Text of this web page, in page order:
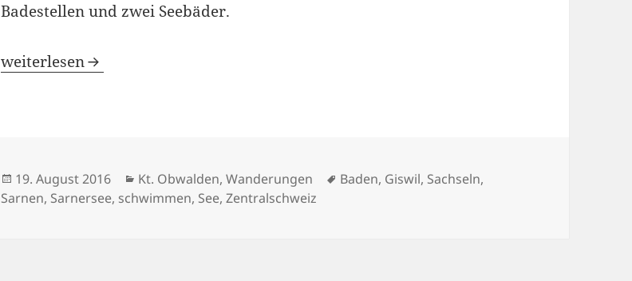
Badestellen und zwei Seebäder.
Lauschiger Seebummel: von Sarnen nach Giswil
weiterlesen
Veröffentlicht
am
19. August 2016 Kategorien
Kt. Obwalden,Wanderungen Schlagwörter
Baden, Giswil, Sachseln,
Sarnen, Sarnersee, schwimmen, See,Zentralschweiz